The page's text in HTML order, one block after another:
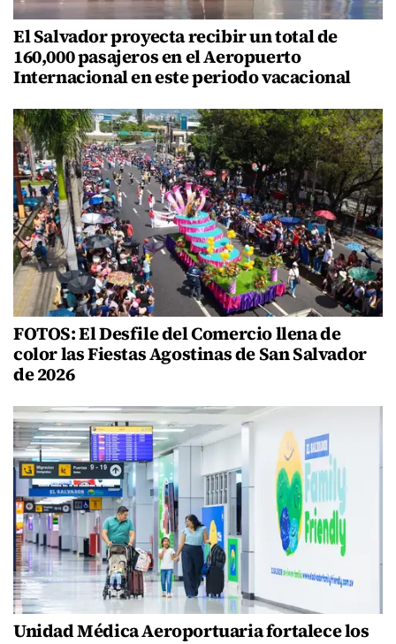
El Salvador proyecta recibir un total de
160,000 pasajeros en el Aeropuerto
Internacional en este periodo vacacional
FOTOS: El Desfile del Comercio llena de
color las Fiestas Agostinas de San Salvador
de 2026
Unidad Médica Aeroportuaria fortalece los